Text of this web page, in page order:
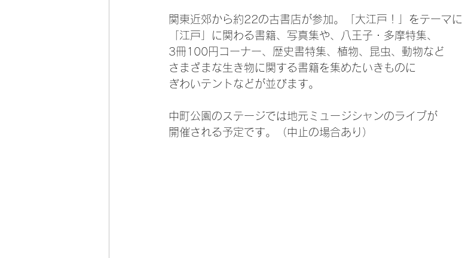
関東近郊から約22の古書店が参加。「大江戸！」をテーマに
「江戸」に関わる書籍、写真集や、八王子・多摩特集、
3冊100円コーナー、歴史書特集、植物、昆虫、動物など
さまざまな生き物に関する書籍を集めたいきものに
ぎわいテントなどが並びます。
中町公園のステージでは地元ミュージシャンのライブが
開催される予定です。（中止の場合あり）